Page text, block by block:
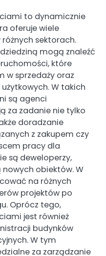
to dynamicznie
oferuje wiele
sektorach.
mogą znaleźć
które
w sprzedaży oraz
W takich
są agenci
za zadanie nie tylko
doradzanie
z zakupem czy
pracy dla
są deweloperzy,
obiektów. W
na różnych
projektów po
Oprócz tego,
jest również
budynków
W tym
za zarządzanie